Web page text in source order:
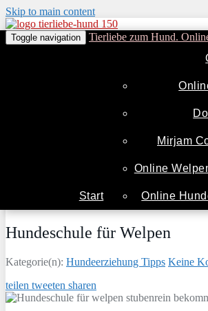
Skip to main content
Toggle navigation Tierliebe zum Hund.
Start
Mirjam
Online
Online
Hundeschule für Welpen
Kategorie(n): Hundeerziehung Tipps Keine
teilen tweeten sharen